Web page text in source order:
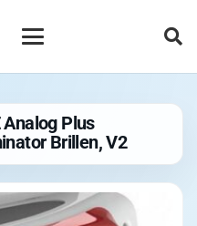
Analog Plus
Brillen, V2